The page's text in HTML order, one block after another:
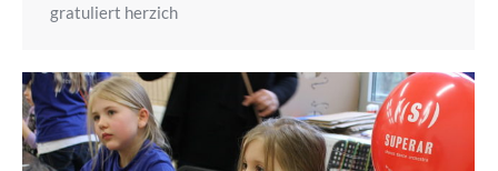
gratuliert herzich